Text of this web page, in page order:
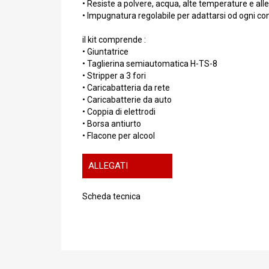
• Resiste a polvere, acqua, alte temperature e
• Impugnatura regolabile per adattarsi od ogni
il kit comprende :
• Giuntatrice
• Taglierina semiautomatica H-TS-8
• Stripper a 3 fori
• Caricabatteria da rete
• Caricabatterie da auto
• Coppia di elettrodi
• Borsa antiurto
• Flacone per alcool
ALLEGATI
Scheda tecnica